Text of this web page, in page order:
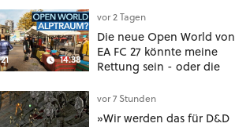
noch größer und
gefährlicher
14:38
vor 2 Tagen
Die neue Open World von
EA FC 27 könnte meine
Rettung sein - oder die
vor 7 Stunden
»Wir werden das für D&D